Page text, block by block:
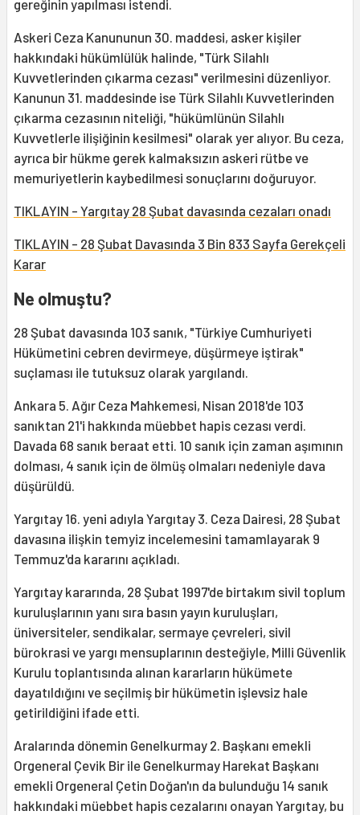
gereğinin yapılması istendi.
Askeri Ceza Kanununun 30. maddesi, asker kişiler
hakkındaki hükümlülük halinde, "Türk Silahlı
Kuvvetlerinden çıkarma cezası" verilmesini düzenliyor.
Kanunun 31. maddesinde ise Türk Silahlı Kuvvetlerinden
çıkarma cezasının niteliği, "hükümlünün Silahlı
Kuvvetlerle ilişiğinin kesilmesi" olarak yer alıyor. Bu ceza,
ayrıca bir hükme gerek kalmaksızın askeri rütbe ve
memuriyetlerin kaybedilmesi sonuçlarını doğuruyor.
TIKLAYIN - Yargıtay 28 Şubat davasında cezaları onadı
TIKLAYIN - 28 Şubat Davasında 3 Bin 833 Sayfa Gerekçeli
Karar
Ne olmuştu?
28 Şubat davasında 103 sanık, "Türkiye Cumhuriyeti
Hükümetini cebren devirmeye, düşürmeye iştirak"
suçlaması ile tutuksuz olarak yargılandı.
Ankara 5. Ağır Ceza Mahkemesi, Nisan 2018'de 103
sanıktan 21'i hakkında müebbet hapis cezası verdi.
Davada 68 sanık beraat etti. 10 sanık için zaman aşımının
dolması, 4 sanık için de ölmüş olmaları nedeniyle dava
düşürüldü.
Yargıtay 16. yeni adıyla Yargıtay 3. Ceza Dairesi, 28 Şubat
davasına ilişkin temyiz incelemesini tamamlayarak 9
Temmuz'da kararını açıkladı.
Yargıtay kararında, 28 Şubat 1997'de birtakım sivil toplum
kuruluşlarının yanı sıra basın yayın kuruluşları,
üniversiteler, sendikalar, sermaye çevreleri, sivil
bürokrasi ve yargı mensuplarının desteğiyle, Milli Güvenlik
Kurulu toplantısında alınan kararların hükümete
dayatıldığını ve seçilmiş bir hükümetin işlevsiz hale
getirildiğini ifade etti.
Aralarında dönemin Genelkurmay 2. Başkanı emekli
Orgeneral Çevik Bir ile Genelkurmay Harekat Başkanı
emekli Orgeneral Çetin Doğan'ın da bulunduğu 14 sanık
hakkındaki müebbet hapis cezalarını onayan Yargıtay, bu